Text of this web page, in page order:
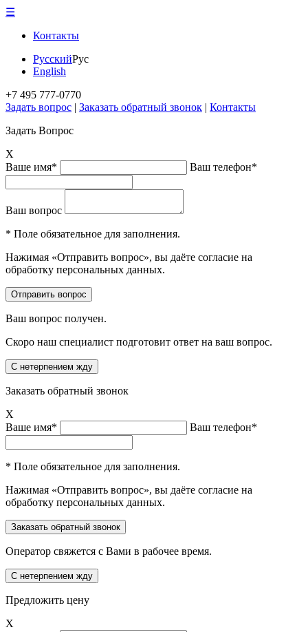
☰
Контакты
РусскийРус
English
+7 495 777-0770
Задать вопрос | Заказать обратный звонок | Контакты
Задать Вопрос
X
Ваше имя*
Ваш телефон*
Ваш вопрос
* Поле обязательное для заполнения.
Нажимая «Отправить вопрос», вы даёте согласие на
обработку персональных данных.
Ваш вопрос получен.
Скоро наш специалист подготовит ответ на ваш вопрос.
Заказать обратный звонок
X
Ваше имя*
Ваш телефон*
* Поле обязательное для заполнения.
Нажимая «Отправить вопрос», вы даёте согласие на
обработку персональных данных.
Оператор свяжется с Вами в рабочее время.
Предложить цену
X